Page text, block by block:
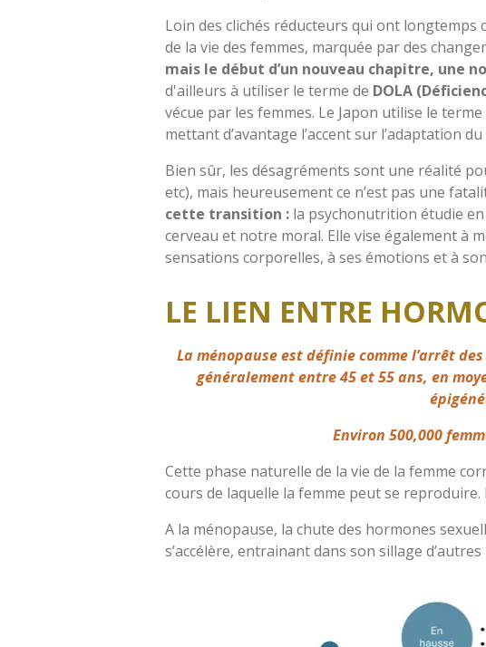
Loin des clichés réducteurs qui ont longtemps
de la vie des femmes, marquée par des
mais le début d’un nouveau chapitre, une
d'ailleurs à utiliser le terme de DOLA
vécue par les femmes. Le Japon utilise le terme
mettant d’avantage l’accent sur l’adaptation
Bien sûr, les désagréments sont une réalité
etc), mais heureusement ce n’est pas une
cette transition : la psychonutrition étudie
cerveau et notre moral. Elle vise également à
sensations corporelles, à ses émotions et à
LE LIEN ENTRE
La ménopause est définie comme l’arrêt
généralement entre 45 et 55 ans, en
Environ 500,000
Cette phase naturelle de la vie de la femme
cours de laquelle la femme peut se
A la ménopause, la chute des hormones
s’accélère, entrainant dans son sillage